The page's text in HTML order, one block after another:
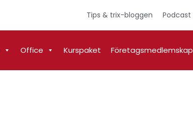
Tips & trix-bloggen Podcast
Office Kurspaket Företagsmedlemskap